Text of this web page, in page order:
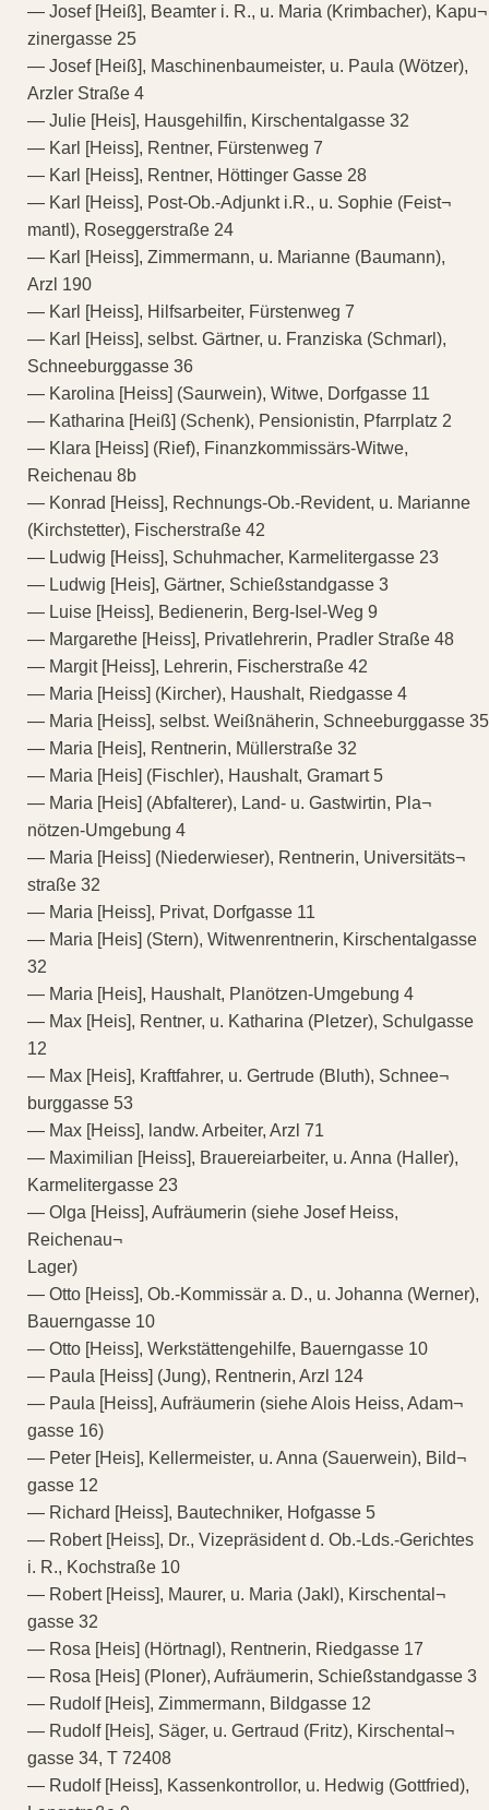
— Josef [Heiß], Beamter i. R., u. Maria (Krimbacher), Kapu¬
zinergasse 25
— Josef [Heiß], Maschinenbaumeister, u. Paula (Wötzer),
Arzler Straße 4
— Julie [Heis], Hausgehilfin, Kirschentalgasse 32
— Karl [Heiss], Rentner, Fürstenweg 7
— Karl [Heiss], Rentner, Höttinger Gasse 28
— Karl [Heiss], Post-Ob.-Adjunkt i.R., u. Sophie (Feist¬
mantl), Roseggerstraße 24
— Karl [Heiss], Zimmermann, u. Marianne (Baumann),
Arzl 190
— Karl [Heiss], Hilfsarbeiter, Fürstenweg 7
— Karl [Heiss], selbst. Gärtner, u. Franziska (Schmarl),
Schneeburggasse 36
— Karolina [Heiss] (Saurwein), Witwe, Dorfgasse 11
— Katharina [Heiß] (Schenk), Pensionistin, Pfarrplatz 2
— Klara [Heiss] (Rief), Finanzkommissärs-Witwe,
Reichenau 8b
— Konrad [Heiss], Rechnungs-Ob.-Revident, u. Marianne
(Kirchstetter), Fischerstraße 42
— Ludwig [Heiss], Schuhmacher, Karmelitergasse 23
— Ludwig [Heis], Gärtner, Schießstandgasse 3
— Luise [Heiss], Bedienerin, Berg-Isel-Weg 9
— Margarethe [Heiss], Privatlehrerin, Pradler Straße 48
— Margit [Heiss], Lehrerin, Fischerstraße 42
— Maria [Heiss] (Kircher), Haushalt, Riedgasse 4
— Maria [Heiss], selbst. Weißnäherin, Schneeburggasse 35
— Maria [Heis], Rentnerin, Müllerstraße 32
— Maria [Heis] (Fischler), Haushalt, Gramart 5
— Maria [Heis] (Abfalterer), Land- u. Gastwirtin, Pla¬
nötzen-Umgebung 4
— Maria [Heiss] (Niederwieser), Rentnerin, Universitäts¬
straße 32
— Maria [Heiss], Privat, Dorfgasse 11
— Maria [Heis] (Stern), Witwenrentnerin, Kirschentalgasse
32
— Maria [Heis], Haushalt, Planötzen-Umgebung 4
— Max [Heis], Rentner, u. Katharina (Pletzer), Schulgasse
12
— Max [Heis], Kraftfahrer, u. Gertrude (Bluth), Schnee¬
burggasse 53
— Max [Heiss], landw. Arbeiter, Arzl 71
— Maximilian [Heiss], Brauereiarbeiter, u. Anna (Haller),
Karmelitergasse 23
— Olga [Heiss], Aufräumerin (siehe Josef Heiss,
Reichenau¬
Lager)
— Otto [Heiss], Ob.-Kommissär a. D., u. Johanna (Werner),
Bauerngasse 10
— Otto [Heiss], Werkstättengehilfe, Bauerngasse 10
— Paula [Heiss] (Jung), Rentnerin, Arzl 124
— Paula [Heiss], Aufräumerin (siehe Alois Heiss, Adam¬
gasse 16)
— Peter [Heis], Kellermeister, u. Anna (Sauerwein), Bild¬
gasse 12
— Richard [Heiss], Bautechniker, Hofgasse 5
— Robert [Heiss], Dr., Vizepräsident d. Ob.-Lds.-Gerichtes
i. R., Kochstraße 10
— Robert [Heiss], Maurer, u. Maria (Jakl), Kirschental¬
gasse 32
— Rosa [Heis] (Hörtnagl), Rentnerin, Riedgasse 17
— Rosa [Heis] (Ploner), Aufräumerin, Schießstandgasse 3
— Rudolf [Heis], Zimmermann, Bildgasse 12
— Rudolf [Heis], Säger, u. Gertraud (Fritz), Kirschental¬
gasse 34, T 72408
— Rudolf [Heiss], Kassenkontrollor, u. Hedwig (Gottfried),